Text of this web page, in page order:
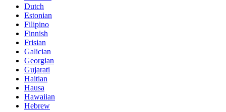
Dutch
Estonian
Filipino
Finnish
Frisian
Galician
Georgian
Gujarati
Haitian
Hausa
Hawaiian
Hebrew